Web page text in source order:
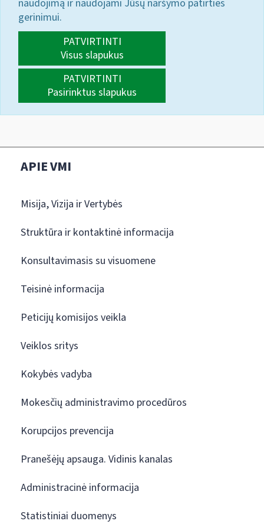
naudojimą ir naudojami Jūsų naršymo patirties
gerinimui.
PATVIRTINTI
Visus slapukus
PATVIRTINTI
Pasirinktus slapukus
APIE VMI
Misija, Vizija ir Vertybės
Struktūra ir kontaktinė informacija
Konsultavimasis su visuomene
Teisinė informacija
Peticijų komisijos veikla
Veiklos sritys
Kokybės vadyba
Mokesčių administravimo procedūros
Korupcijos prevencija
Pranešėjų apsauga. Vidinis kanalas
Administracinė informacija
Statistiniai duomenys